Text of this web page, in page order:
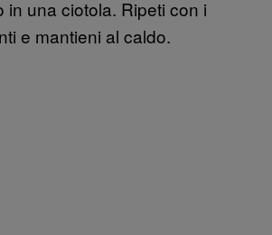
in una ciotola. Ripeti con i
e mantieni al caldo.